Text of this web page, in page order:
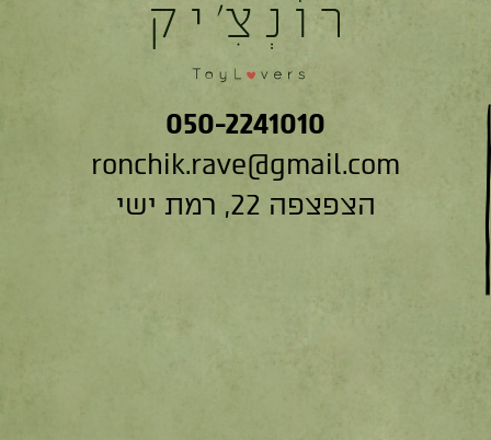
050-2241010
ronchik.rave@gmail.com
הצפצפה 22, רמת ישי